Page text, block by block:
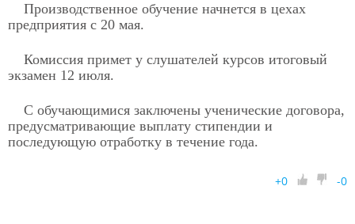
Производственное обучение начнется в цехах
предприятия с 20 мая.
Комиссия примет у слушателей курсов итоговый
экзамен 12 июля.
С обучающимися заключены ученические договора,
предусматривающие выплату стипендии и
последующую отработку в течение года.
+0 -0